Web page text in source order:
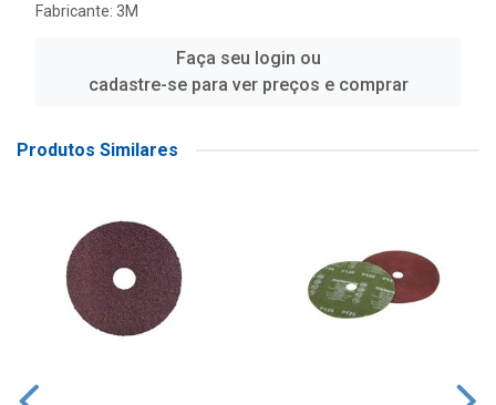
Fabricante: 3M
Faça seu login ou
cadastre-se para ver preços e comprar
Produtos Similares